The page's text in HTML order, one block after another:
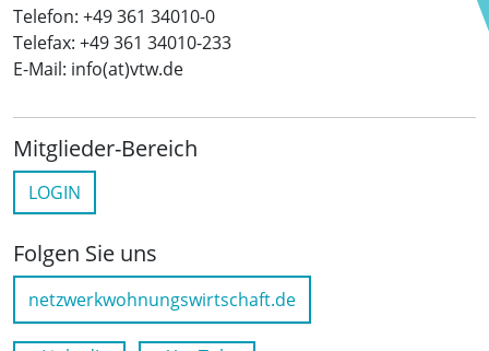
Telefon: +49 361 34010-0
Telefax: +49 361 34010-233
E-Mail: info(at)vtw.de
Mitglieder-Bereich
LOGIN
Folgen Sie uns
netzwerkwohnungswirtschaft.de